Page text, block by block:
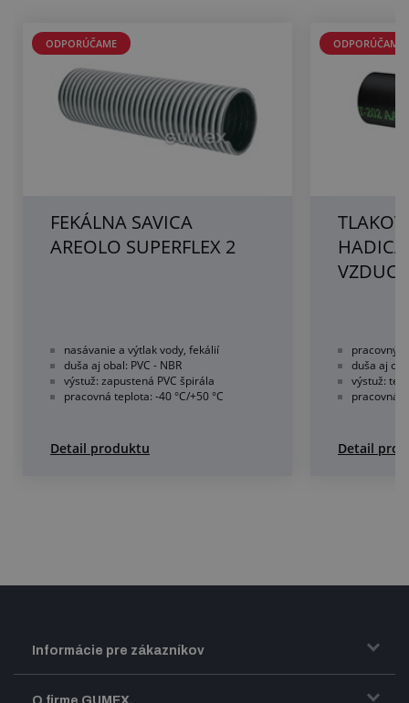
ODPORÚČAME
FEKÁLNA SAVICA
AREOLO SUPERFLEX 2
nasávanie a výtlak vody, fekálií
duša aj obal: PVC - NBR
výstuž: zapustená PVC špirála
pracovná teplota: -40 °C/+50 °C
Detail produktu
ODPORÚČAME
pracovný
duša aj
výstuž:
pracovná
Detail
Informácie pre zákazníkov
Doprava a zasielanie tovaru